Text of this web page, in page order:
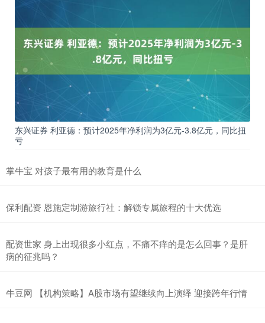
东兴证券 利亚德：预计2025年净利润为3亿元-3.8亿元，同比扭
亏
掌牛宝 对孩子最有用的教育是什么
保利配资 恩施定制游旅行社：解锁专属旅程的十大优选
配资世家 身上出现很多小红点，不痛不痒的是怎么回事？是肝
病的征兆吗？
牛豆网 【机构策略】A股市场有望继续向上演绎 迎接跨年行情